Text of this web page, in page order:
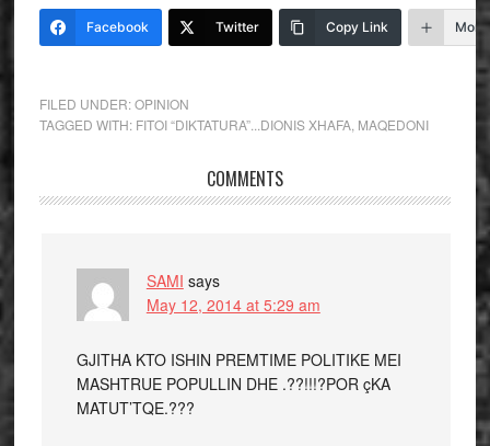
Facebook Twitter Copy Link More
FILED UNDER:OPINION
TAGGED WITH: FITOI “DIKTATURA”...DIONIS XHAFA, MAQEDONI
COMMENTS
SAMI says
May 12, 2014 at 5:29 am
GJITHA KTO ISHIN PREMTIME POLITIKE MEI
MASHTRUE POPULLIN DHE .??!!!?POR çKA
MATUT’TQE.???